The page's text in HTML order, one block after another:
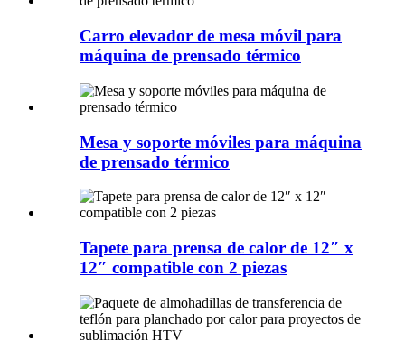
Carro elevador de mesa móvil para
máquina de prensado térmico
Mesa y soporte móviles para máquina
de prensado térmico
Tapete para prensa de calor de 12″ x
12″ compatible con 2 piezas